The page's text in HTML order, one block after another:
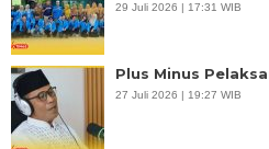
29 Juli 2026 | 17:31 WIB
Plus Minus
27 Juli 2026 | 19:27 WIB